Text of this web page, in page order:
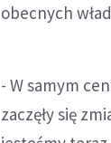
obecnych
- W samym
zaczęły się